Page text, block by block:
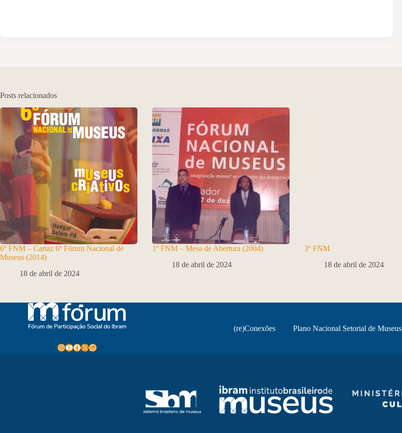
Posts relacionados
6º FNM – Cartaz 6º Fórum Nacional de
Museus (2014)
18 de abril de 2024
1º FNM – Mesa de Abertura (2004)
18 de abril de 2024
3º FNM
18 de abril de 2024
Instagram
Youtube
Facebook
X WhatsApp
(re)Conexões Plano Nacional Setorial de Museus